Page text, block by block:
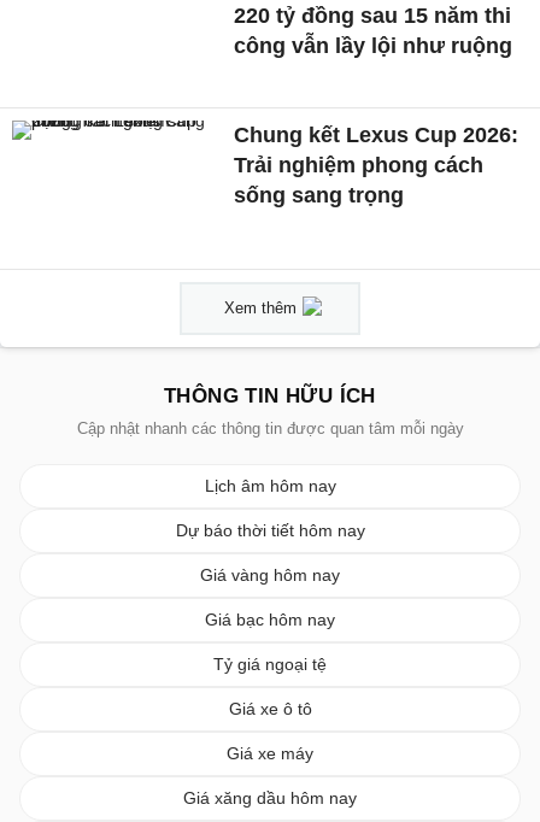
220 tỷ đồng sau 15 năm thi
công vẫn lầy lội như ruộng
Chung kết Lexus Cup 2026:
Trải nghiệm phong cách
sống sang trọng
Xem thêm
THÔNG TIN HỮU ÍCH
Cập nhật nhanh các thông tin được quan tâm mỗi ngày
Lịch âm hôm nay
Dự báo thời tiết hôm nay
Giá vàng hôm nay
Giá bạc hôm nay
Tỷ giá ngoại tệ
Giá xe ô tô
Giá xe máy
Giá xăng dầu hôm nay